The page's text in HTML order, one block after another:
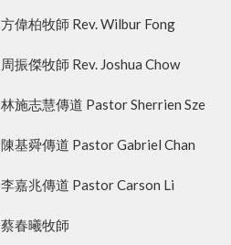
方偉柏牧師 Rev. Wilbur Fong
周振傑牧師 Rev. Joshua Chow
林施志慧傳道 Pastor Sherrien Sze
陳基舜傳道 Pastor Gabriel Chan
李嘉兆傳道 Pastor Carson Li
蔡春曦牧師